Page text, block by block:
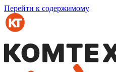
Перейти к содержимому